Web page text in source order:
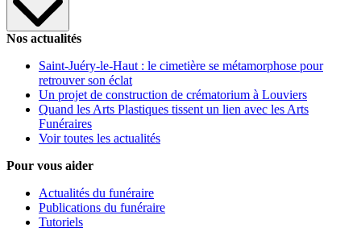
Nos actualités
Saint-Juéry-le-Haut : le cimetière se métamorphose pour
retrouver son éclat
Un projet de construction de crématorium à Louviers
Quand les Arts Plastiques tissent un lien avec les Arts
Funéraires
Voir toutes les actualités
Pour vous aider
Actualités du funéraire
Publications du funéraire
Tutoriels